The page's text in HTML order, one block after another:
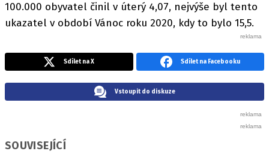
100.000 obyvatel činil v úterý 4,07, nejvýše byl tento
ukazatel v období Vánoc roku 2020, kdy to bylo 15,5.
Sdílet na X Sdílet na Facebooku
Vstoupit do diskuze
SOUVISEJÍCÍ